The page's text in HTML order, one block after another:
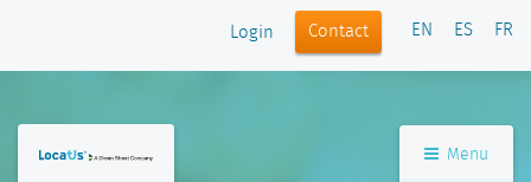
Login Contact EN ES FR
Menu